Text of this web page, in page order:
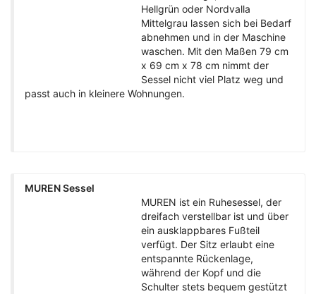
Hellgrün oder Nordvalla
Mittelgrau lassen sich bei Bedarf
abnehmen und in der Maschine
waschen. Mit den Maßen 79 cm
x 69 cm x 78 cm nimmt der
Sessel nicht viel Platz weg und
passt auch in kleinere Wohnungen.
MUREN Sessel
MUREN ist ein Ruhesessel, der
dreifach verstellbar ist und über
ein ausklappbares Fußteil
verfügt. Der Sitz erlaubt eine
entspannte Rückenlage,
während der Kopf und die
Schulter stets bequem gestützt